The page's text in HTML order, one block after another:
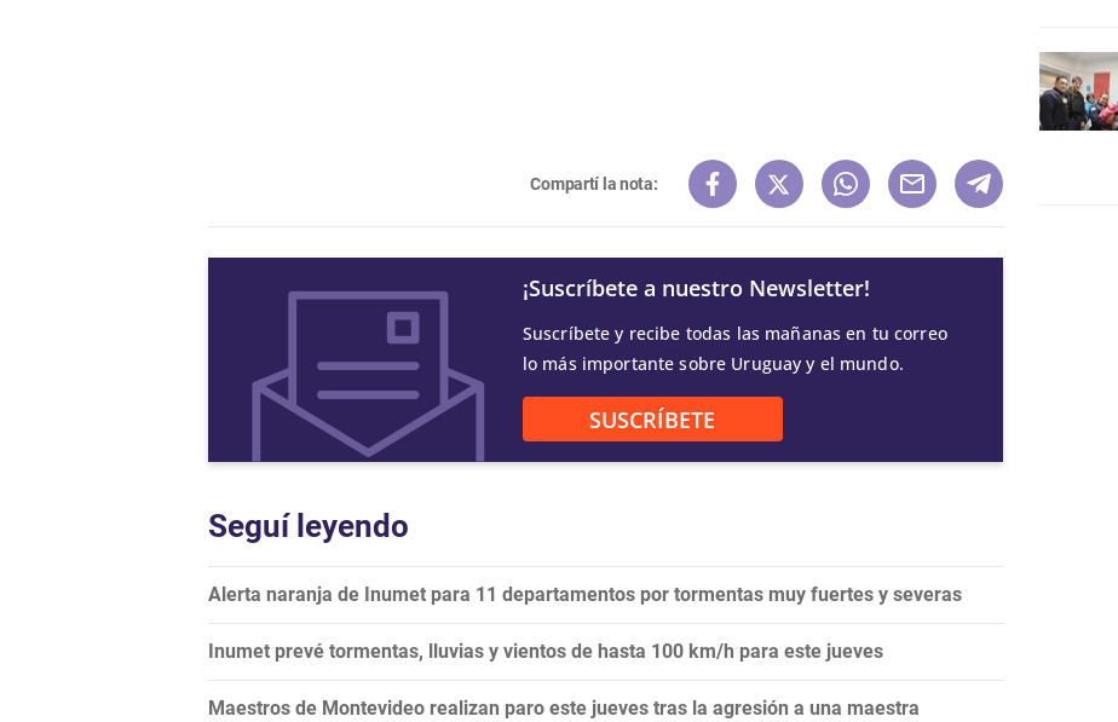
Compartí la nota:
¡Suscríbete a nuestro Newsletter!
Suscríbete y recibe todas las mañanas en tu correo
lo más importante sobre Uruguay y el mundo.
SUSCRÍBETE
Seguí leyendo
Alerta naranja de Inumet para 11 departamentos por tormentas muy fuertes y severas
Inumet prevé tormentas, lluvias y vientos de hasta 100 km/h para este jueves
Maestros de Montevideo realizan paro este jueves tras la agresión a una maestra